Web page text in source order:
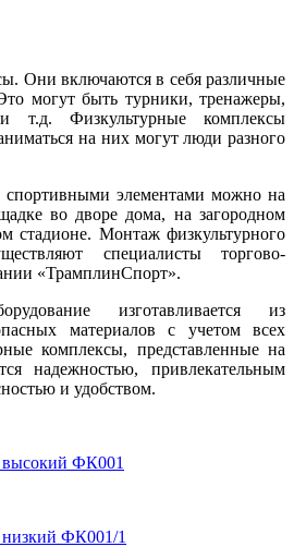
Они включаются в себя различные
могут быть турники, тренажеры,
т.д. Физкультурные комплексы
на них могут люди разного
спортивными элементами можно на
во дворе дома, на загородном
стадионе. Монтаж физкультурного
специалисты торгово-
«ТрамплинСпорт».
изготавливается из
материалов с учетом всех
комплексы, представленные на
надежностью, привлекательным
и удобством.
высокий ФК001
ФК001/1